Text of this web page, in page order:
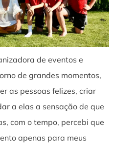
de eventos e
de grandes momentos,
as pessoas felizes, criar
a elas a sensação de que
com o tempo, percebi que
apenas para meus